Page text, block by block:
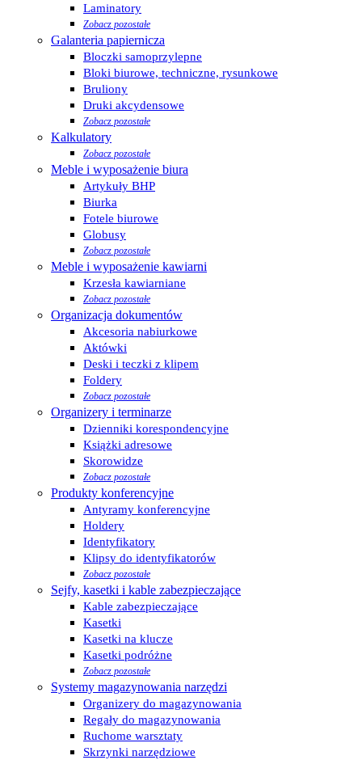
Laminatory
Zobacz pozostałe
Galanteria papiernicza
Bloczki samoprzylepne
Bloki biurowe, techniczne, rysunkowe
Bruliony
Druki akcydensowe
Zobacz pozostałe
Kalkulatory
Zobacz pozostałe
Meble i wyposażenie biura
Artykuły BHP
Biurka
Fotele biurowe
Globusy
Zobacz pozostałe
Meble i wyposażenie kawiarni
Krzesła kawiarniane
Zobacz pozostałe
Organizacja dokumentów
Akcesoria nabiurkowe
Aktówki
Deski i teczki z klipem
Foldery
Zobacz pozostałe
Organizery i terminarze
Dzienniki korespondencyjne
Książki adresowe
Skorowidze
Zobacz pozostałe
Produkty konferencyjne
Antyramy konferencyjne
Holdery
Identyfikatory
Klipsy do identyfikatorów
Zobacz pozostałe
Sejfy, kasetki i kable zabezpieczające
Kable zabezpieczające
Kasetki
Kasetki na klucze
Kasetki podróżne
Zobacz pozostałe
Systemy magazynowania narzędzi
Organizery do magazynowania
Regały do magazynowania
Ruchome warsztaty
Skrzynki narzędziowe